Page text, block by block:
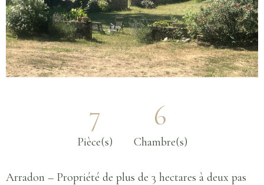
7
Pièce(s)
6
Chambre(s)
Arradon – Propriété de plus de 3 hectares à deux pas